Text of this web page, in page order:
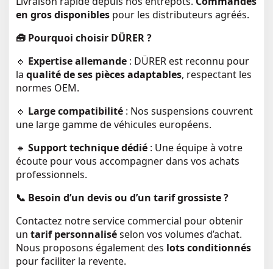
en gros disponibles pour les distributeurs agréés.
🧰 Pourquoi choisir DÜRER ?
🔹 Expertise allemande : DÜRER est reconnu pour
laqualité de ses pièces adaptables, respectant les
normes OEM.
🔹 Large compatibilité : Nos suspensions couvrent
une large gamme de véhicules européens.
🔹Support technique dédié : Une équipe à votre
écoute pour vous accompagner dans vos achats
professionnels.
📞 Besoin d’un devis ou d’un tarif grossiste ?
Contactez notre service commercial pour obtenir
untarif personnaliséselon vos volumes d’achat.
Nous proposons également des lots conditionnés
pour faciliter la revente.